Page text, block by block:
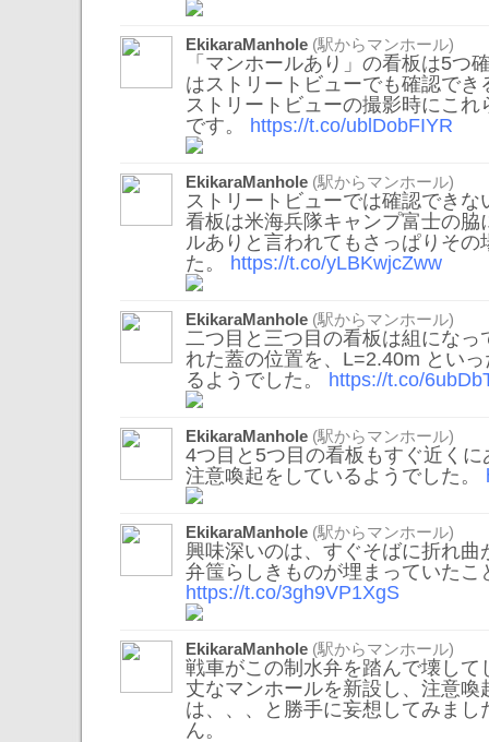
EkikaraManhole (駅からマンホール)
「マンホールあり」の看板は5つ
はストリートビューでも確認で
ストリートビューの撮影時にこ
です。 https://t.co/ublDobFIYR
EkikaraManhole (駅からマンホール)
ストリートビューでは確認でき
看板は米海兵隊キャンプ富士の脇
ルありと言われてもさっぱりそ
た。 https://t.co/yLBKwjcZww
EkikaraManhole (駅からマンホール)
二つ目と三つ目の看板は組になっ
れた蓋の位置を、L=2.40m とい
るようでした。 https://t.co/
EkikaraManhole (駅からマンホール)
4つ目と5つ目の看板もすぐ近く
注意喚起をしているようでした。
EkikaraManhole (駅からマンホール)
興味深いのは、すぐそばに折れ曲
弁筺らしきものが埋まっていたこ
https://t.co/3gh9VP1XgS
EkikaraManhole (駅からマンホール)
戦車がこの制水弁を踏んで壊して
丈なマンホールを新設し、注意喚
は、、、と勝手に妄想してみま
ん。